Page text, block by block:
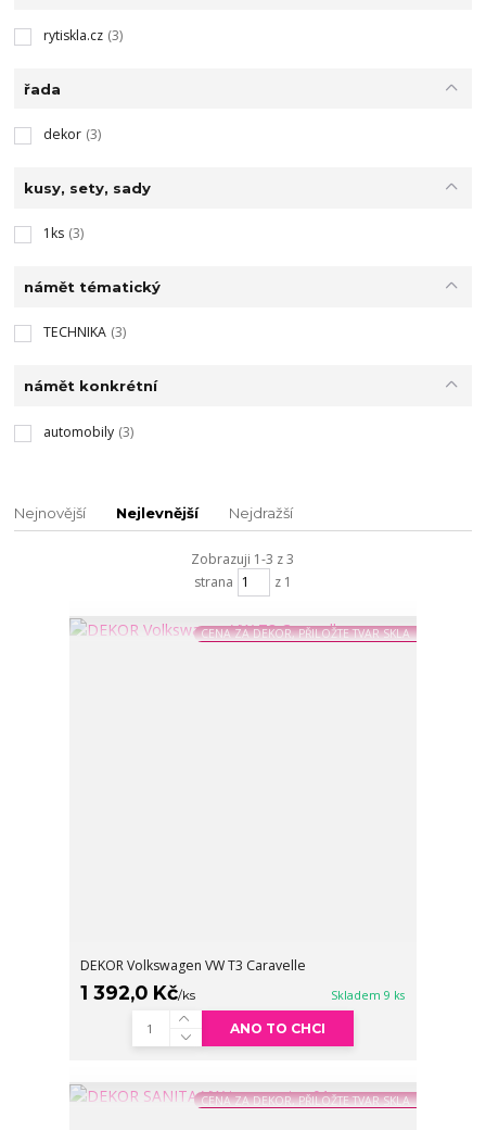
rytiskla.cz (3)
řada
dekor (3)
kusy, sety, sady
1ks (3)
námět tématický
TECHNIKA (3)
námět konkrétní
automobily (3)
Nejnovější Nejlevnější Nejdražší
Zobrazuji 1-3 z 3
strana
z 1
CENA ZA DEKOR, PŘILOŽTE TVAR SKLA
DEKOR Volkswagen VW T3 Caravelle
1 392,0 Kč/ks Skladem 9 ks
ANO TO CHCI
CENA ZA DEKOR, PŘILOŽTE TVAR SKLA